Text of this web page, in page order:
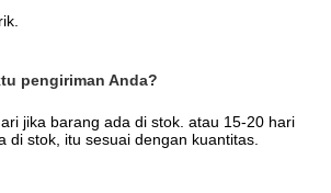
pengiriman Anda?
jika barang ada di stok. atau 15-20 hari
di stok, itu sesuai dengan kuantitas.